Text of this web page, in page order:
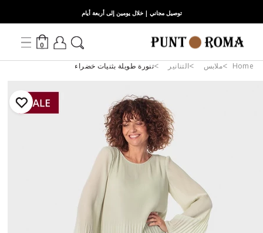
توصيل مجاني | خلال يومين إلى أربعة أيام
0
Home ملابس التنانير تنورة طويلة بثنيات خضراء